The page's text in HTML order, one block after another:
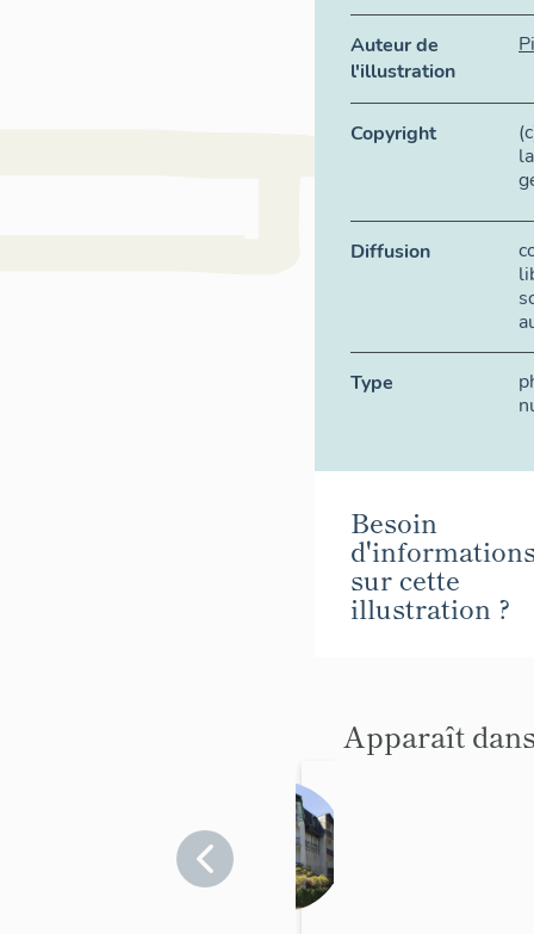
Auteur de
l'illustration
Copyright
Diffusion
Type
Besoin
sur cette
illustration ?
Apparaît